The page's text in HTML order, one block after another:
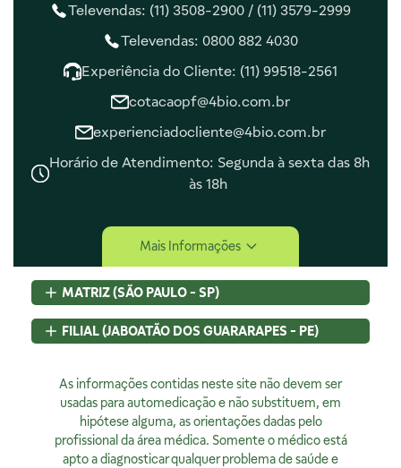
Televendas: (11) 3508-2900 / (11) 3579-2999
Televendas: 0800 882 4030
Experiência do Cliente: (11) 99518-2561
cotacaopf@4bio.com.br
experienciadocliente@4bio.com.br
Horário de Atendimento: Segunda à sexta das 8h
às 18h
Central de Ajuda
Central de Atendimento
Envio e Entrega
Navegando e Comprando
Trocas e Devoluções
Fale Conosco
Encarregado de Privacidade
Rodrigo Costa
dpo@4bio.com.br
Mais Informações
MATRIZ (SÃO PAULO - SP)
Rua Pedroso Alvarenga, 58 Cj. 02
Itaim Bibi, São Paulo, SP
CNPJ:07.015.691/0001-46
Licença Sanitária Nº:
355030801-477-000962-1-0
AFE:7.16539-7
FARMACÊUTICA RESPONSÁVEL:
FILIAL (JABOATÃO DOS GUARARAPES - PE)
54320-230 - Brasil
07.015.691/0008-12
Licença Sanitária Nº:00523.3/2025
0888921250
As informações contidas neste site não devem ser
usadas para automedicação e não substituem, em
hipótese alguma, as orientações dadas pelo
profissional da área médica. Somente o médico está
apto a diagnosticar qualquer problema de saúde e